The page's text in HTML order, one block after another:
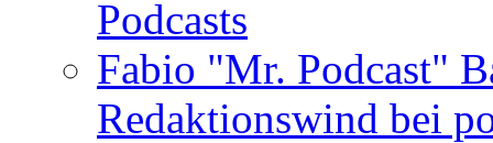
Podcasts
Fabio "Mr. Podcast"
Redaktionswind bei